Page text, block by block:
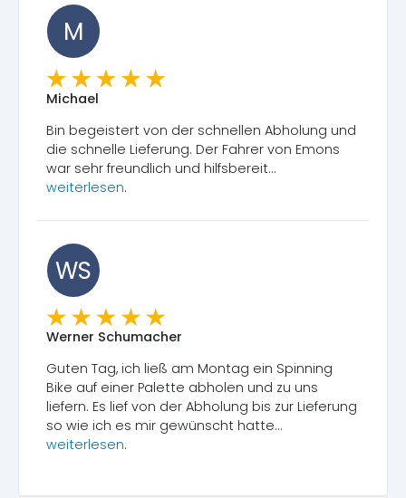
M
Michael
Bin begeistert von der schnellen Abholung und
die schnelle Lieferung. Der Fahrer von Emons
war sehr freundlich und hilfsbereit...
weiterlesen.
WS
Werner Schumacher
Guten Tag, ich ließ am Montag ein Spinning
Bike auf einer Palette abholen und zu uns
liefern. Es lief von der Abholung bis zur Lieferung
so wie ich es mir gewünscht hatte...
weiterlesen.